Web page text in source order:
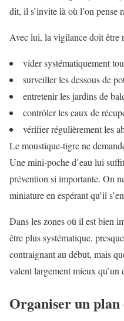
dit, il s’invite là où l’on pense
Avec lui, la vigilance doit être
vider systématiquement
surveiller les dessous de
entretenir les jardins de
contrôler les eaux de
vérifier régulièrement les
Le moustique-tigre ne
Une mini-poche d’eau lui
prévention si importante. On
miniature en espérant qu’il
Dans les zones où il est bien
être plus systématique,
contraignant au début, mais
valent largement mieux qu’un
Organiser un plan